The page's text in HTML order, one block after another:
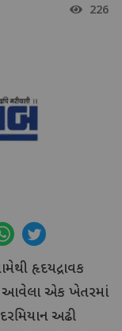
226
હૃદયદ્રાવક
આવેલા એક ખેતરમાં
અઢી